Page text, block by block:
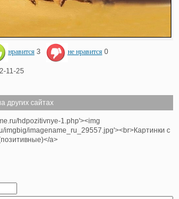
нравится 3 не нравится 0
11-25
других сайтах
hdpozitivnye-1.php'><img
imgbig/imagename_ru_29557.jpg'><br>Картинки с
a>